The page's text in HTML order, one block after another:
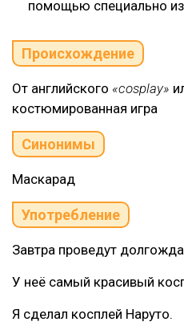
помощью специально
Происхождение
От английского «cosplay»
костюмированная игра
Синонимы
Маскарад
Употребление
Завтра проведут
У неё самый красивый
Я сделал косплей Наруто.